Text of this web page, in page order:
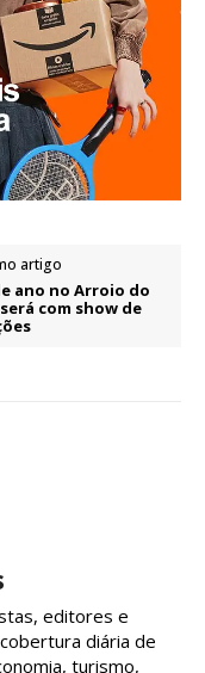
artigo
ano no Arroio do
com show de
editores e
diária de
turismo,